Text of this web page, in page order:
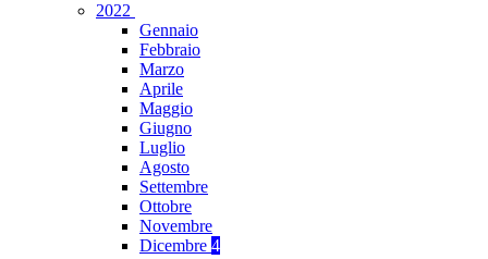
2022
Gennaio
Febbraio
Marzo
Aprile
Maggio
Giugno
Luglio
Agosto
Settembre
Ottobre
Novembre
Dicembre 4